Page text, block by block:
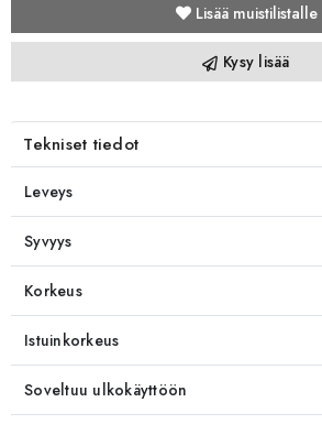
Lisää muistilistalle
Kysy lisää
Tekniset tiedot
Leveys
Syvyys
Korkeus
Istuinkorkeus
Soveltuu ulkokäyttöön